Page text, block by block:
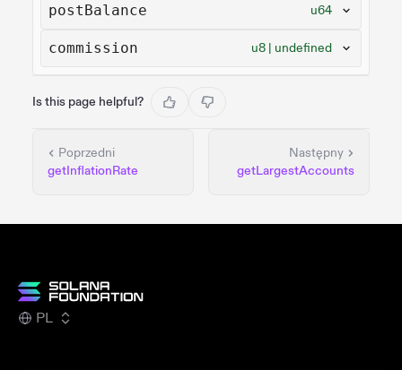
postBalance u64
commission u8 | undefined
Is this page helpful?
Poprzedni
getInflationRate
Następny
getLargestAccounts
PL